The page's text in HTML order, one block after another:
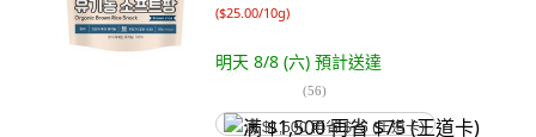
($25.00/10g)
明天 8/8 (六) 預計送達
(56)
满 $1,500 再省 $75 (王道卡)